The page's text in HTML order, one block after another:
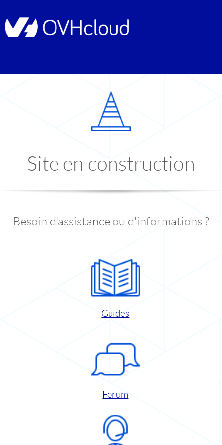
Site en construction
Besoin d'assistance ou d'informations ?
Guides
Forum